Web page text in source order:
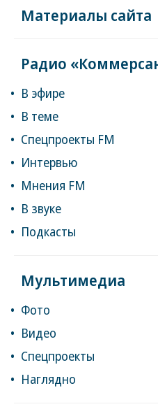
Материалы сайта
Радио
В эфире
В теме
Спецпроекты FM
Интервью
Мнения FM
В звуке
Подкасты
Мультимедиа
Фото
Видео
Спецпроекты
Наглядно